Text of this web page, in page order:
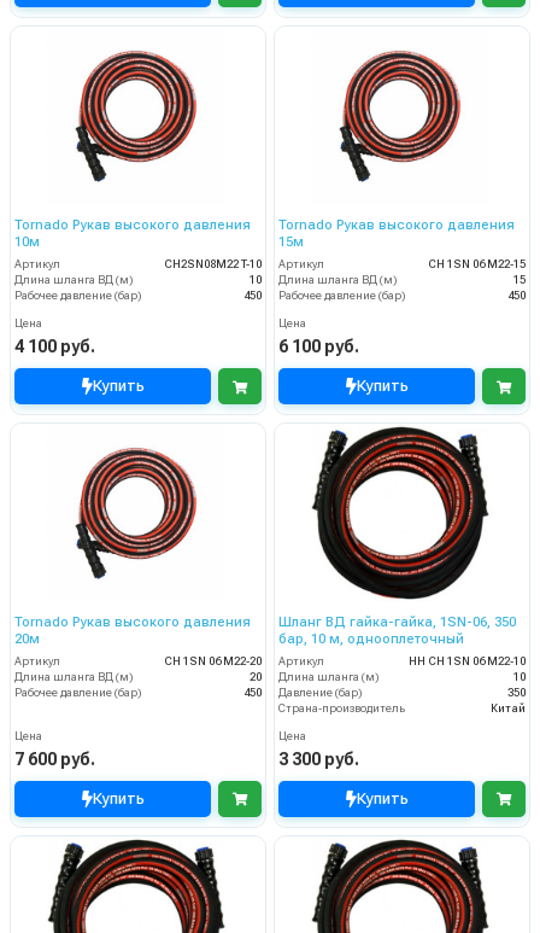
Tornado Рукав высокого давления
10м
Артикул
CH2SN08M22 T-10
Длина шланга ВД (м)
10
Рабочее давление (бар)
450
Цена
4 100 руб.
Купить
Tornado Рукав высокого давления
15м
Артикул
CH 1SN 06 M22-15
Длина шланга ВД (м)
15
Рабочее давление (бар)
450
Цена
6 100 руб.
Купить
Tornado Рукав высокого давления
20м
Артикул
CH 1SN 06 M22-20
Длина шланга ВД (м)
20
Рабочее давление (бар)
450
Цена
7 600 руб.
Купить
Шланг ВД гайка-гайка, 1SN-06, 350
бар, 10 м, однооплеточный
Артикул
HH CH 1SN 06 M22-10
Длина шланга (м)
10
Давление (бар)
350
Страна-производитель
Китай
Цена
3 300 руб.
Купить